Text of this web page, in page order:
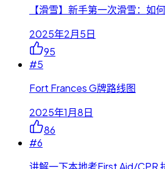
【滑雪】新手第一次滑雪：如
2025年2月5日
95
#5
Fort Frances G牌路线图
2025年1月8日
86
#6